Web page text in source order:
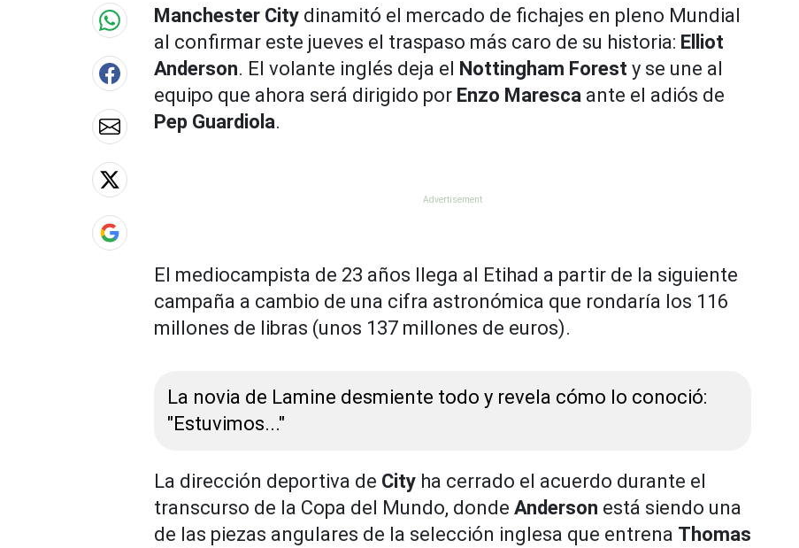
Manchester City dinamitó el mercado de fichajes en pleno Mundial
al confirmar este jueves el traspaso más caro de su historia: Elliot
Anderson. El volante inglés deja el Nottingham Forest y se une al
equipo que ahora será dirigido por Enzo Maresca ante el adiós de
Pep Guardiola.
El mediocampista de 23 años llega al Etihad a partir de la siguiente
campaña a cambio de una cifra astronómica que rondaría los 116
millones de libras (unos 137 millones de euros).
La novia de Lamine desmiente todo y revela cómo lo conoció:
"Estuvimos..."
La dirección deportiva de City ha cerrado el acuerdo durante el
transcurso de la Copa del Mundo, donde Anderson está siendo una
de las piezas angulares de la selección inglesa que entrena Thomas